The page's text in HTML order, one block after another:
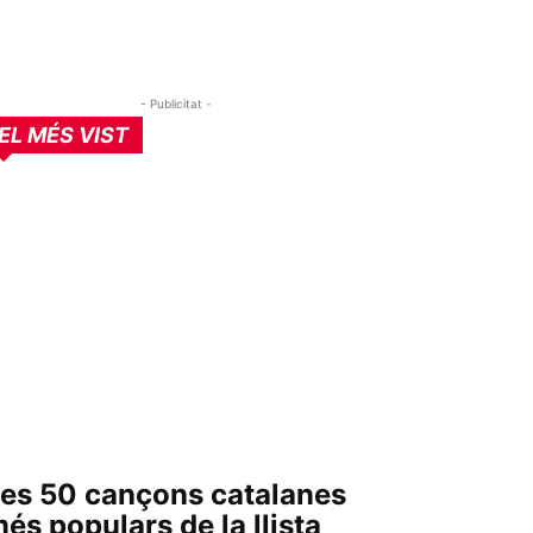
- Publicitat -
MÉS VIST
50 cançons catalanes
populars de la llista